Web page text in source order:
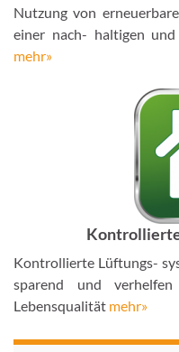
Nutzung von
einer nach- haltigen
mehr»
Kontrollierte Lüftungs-
sparend und
Lebensqualität mehr»